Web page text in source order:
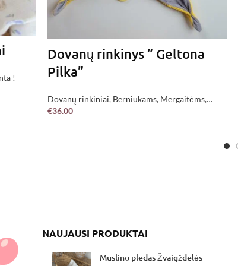
!
Dovanų rinkinys ” Geltona
Pilka”
Dovanų rinkiniai, Berniukams, Mergaitėms,
Neutralūs
€36.00
NAUJAUSI PRODUKTAI
Muslino pledas Žvaigždelės